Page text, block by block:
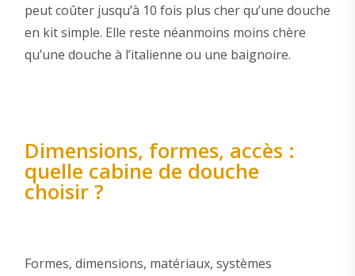
peut coûter jusqu’à 10 fois plus cher qu’une douche
en kit simple. Elle reste néanmoins moins chère
qu’une douche à l’italienne ou une baignoire.
Dimensions, formes, accès :
quelle cabine de douche
choisir ?
Formes, dimensions, matériaux, systèmes